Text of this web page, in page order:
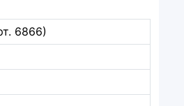
6866)